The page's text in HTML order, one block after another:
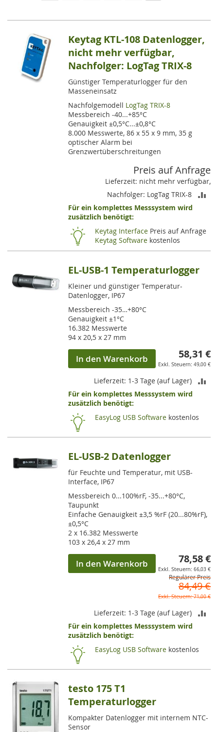
gerade
die
Seite
Keytag KTL-108 Datenlogger,
nicht mehr verfügbar,
Nachfolger: LogTag TRIX-8
Günstiger Temperaturlogger für den
Masseneinsatz
Nachfolgemodell LogTag TRIX-8
Messbereich -40...+85°C
Genauigkeit ±0,5°C...±0,8°C
8.000 Messwerte, 86 x 55 x 9 mm, 35 g
optischer Alarm bei
Grenzwertüberschreitungen
Preis auf Anfrage
Lieferzeit: nicht mehr verfügbar,
Nachfolger: LogTag TRIX-8
Für ein komplettes Messsystem wird
zusätzlich benötigt:
Keytag Interface Preis auf Anfrage
Keytag Software kostenlos
EL-USB-1 Temperaturlogger
Kleiner und günstiger Temperatur-
Datenlogger, IP67
Messbereich -35…+80°C
Genauigkeit ±1°C
16.382 Messwerte
94 x 20,5 x 27 mm
58,31 €
49,00 €
In den Warenkorb
Lieferzeit: 1-3 Tage (auf Lager)
Für ein komplettes Messsystem wird
zusätzlich benötigt:
EasyLog USB Software kostenlos
EL-USB-2 Datenlogger
für Feuchte und Temperatur, mit USB-
Interface, IP67
Messbereich 0...100%rF, -35...+80°C,
Taupunkt
Einfache Genauigkeit ±3,5 %rF (20...80%rF),
±0,5°C
2 x 16.382 Messwerte
103 x 26,4 x 27 mm
78,58 €
66,03 €
Regulärer Preis
84,49 €
71,00 €
In den Warenkorb
Lieferzeit: 1-3 Tage (auf Lager)
Für ein komplettes Messsystem wird
zusätzlich benötigt:
EasyLog USB Software kostenlos
testo 175 T1
Temperaturlogger
Kompakter Datenlogger mit internem NTC-
Sensor